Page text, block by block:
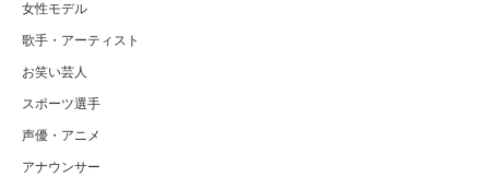
女性モデル
歌手・アーティスト
お笑い芸人
スポーツ選手
声優・アニメ
アナウンサー